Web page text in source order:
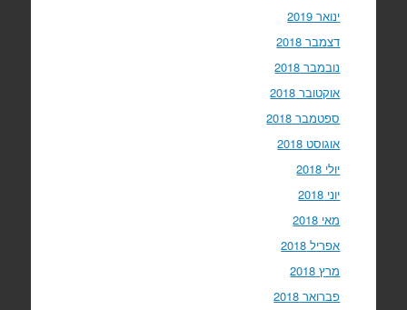
ינואר 2019
דצמבר 2018
נובמבר 2018
אוקטובר 2018
ספטמבר 2018
אוגוסט 2018
יולי 2018
יוני 2018
מאי 2018
אפריל 2018
מרץ 2018
פברואר 2018